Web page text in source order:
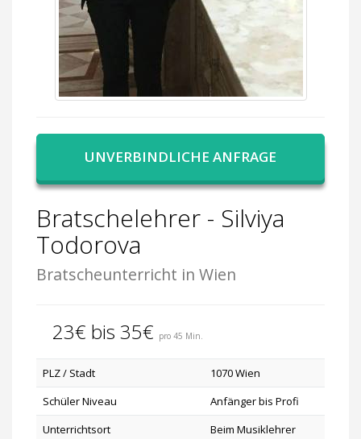
UNVERBINDLICHE ANFRAGE
Bratschelehrer - Silviya
Todorova
Bratscheunterricht in Wien
23€ bis 35€ pro 45 Min.
PLZ / Stadt
1070 Wien
Schüler Niveau
Anfänger bis Profi
Unterrichtsort
Beim Musiklehrer